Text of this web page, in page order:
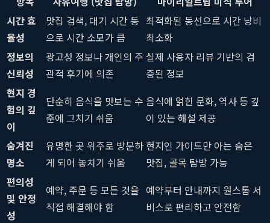
시간 효
율성
맛집 검색, 대기 시간 등
으로 시간 소모가 큼
최적화된 동선으로 시간 낭비
최소화
정보의
신뢰성
광고성 정보나 개인의 주
관적 후기에 의존
실제 사용자 리뷰 기반의 검
증된 정보
현지 경
험의 깊
이
단순히 음식을 맛보는 수
준에 그치기 쉬움
음식에 얽힌 문화, 역사 등 깊
이 있는 해설 제공
숨겨진
명소
유명한 곳 위주로 방문하
게 되어 놓치기 쉬움
현지인 가이드만 아는 숨은
맛집, 골목 탐방 가능
편의성
및 안정
성
예약, 주문 등 모든 것을
직접 해결해야 함
예약부터 안내까지 원스톱 서
비스로 편리하고 안전함